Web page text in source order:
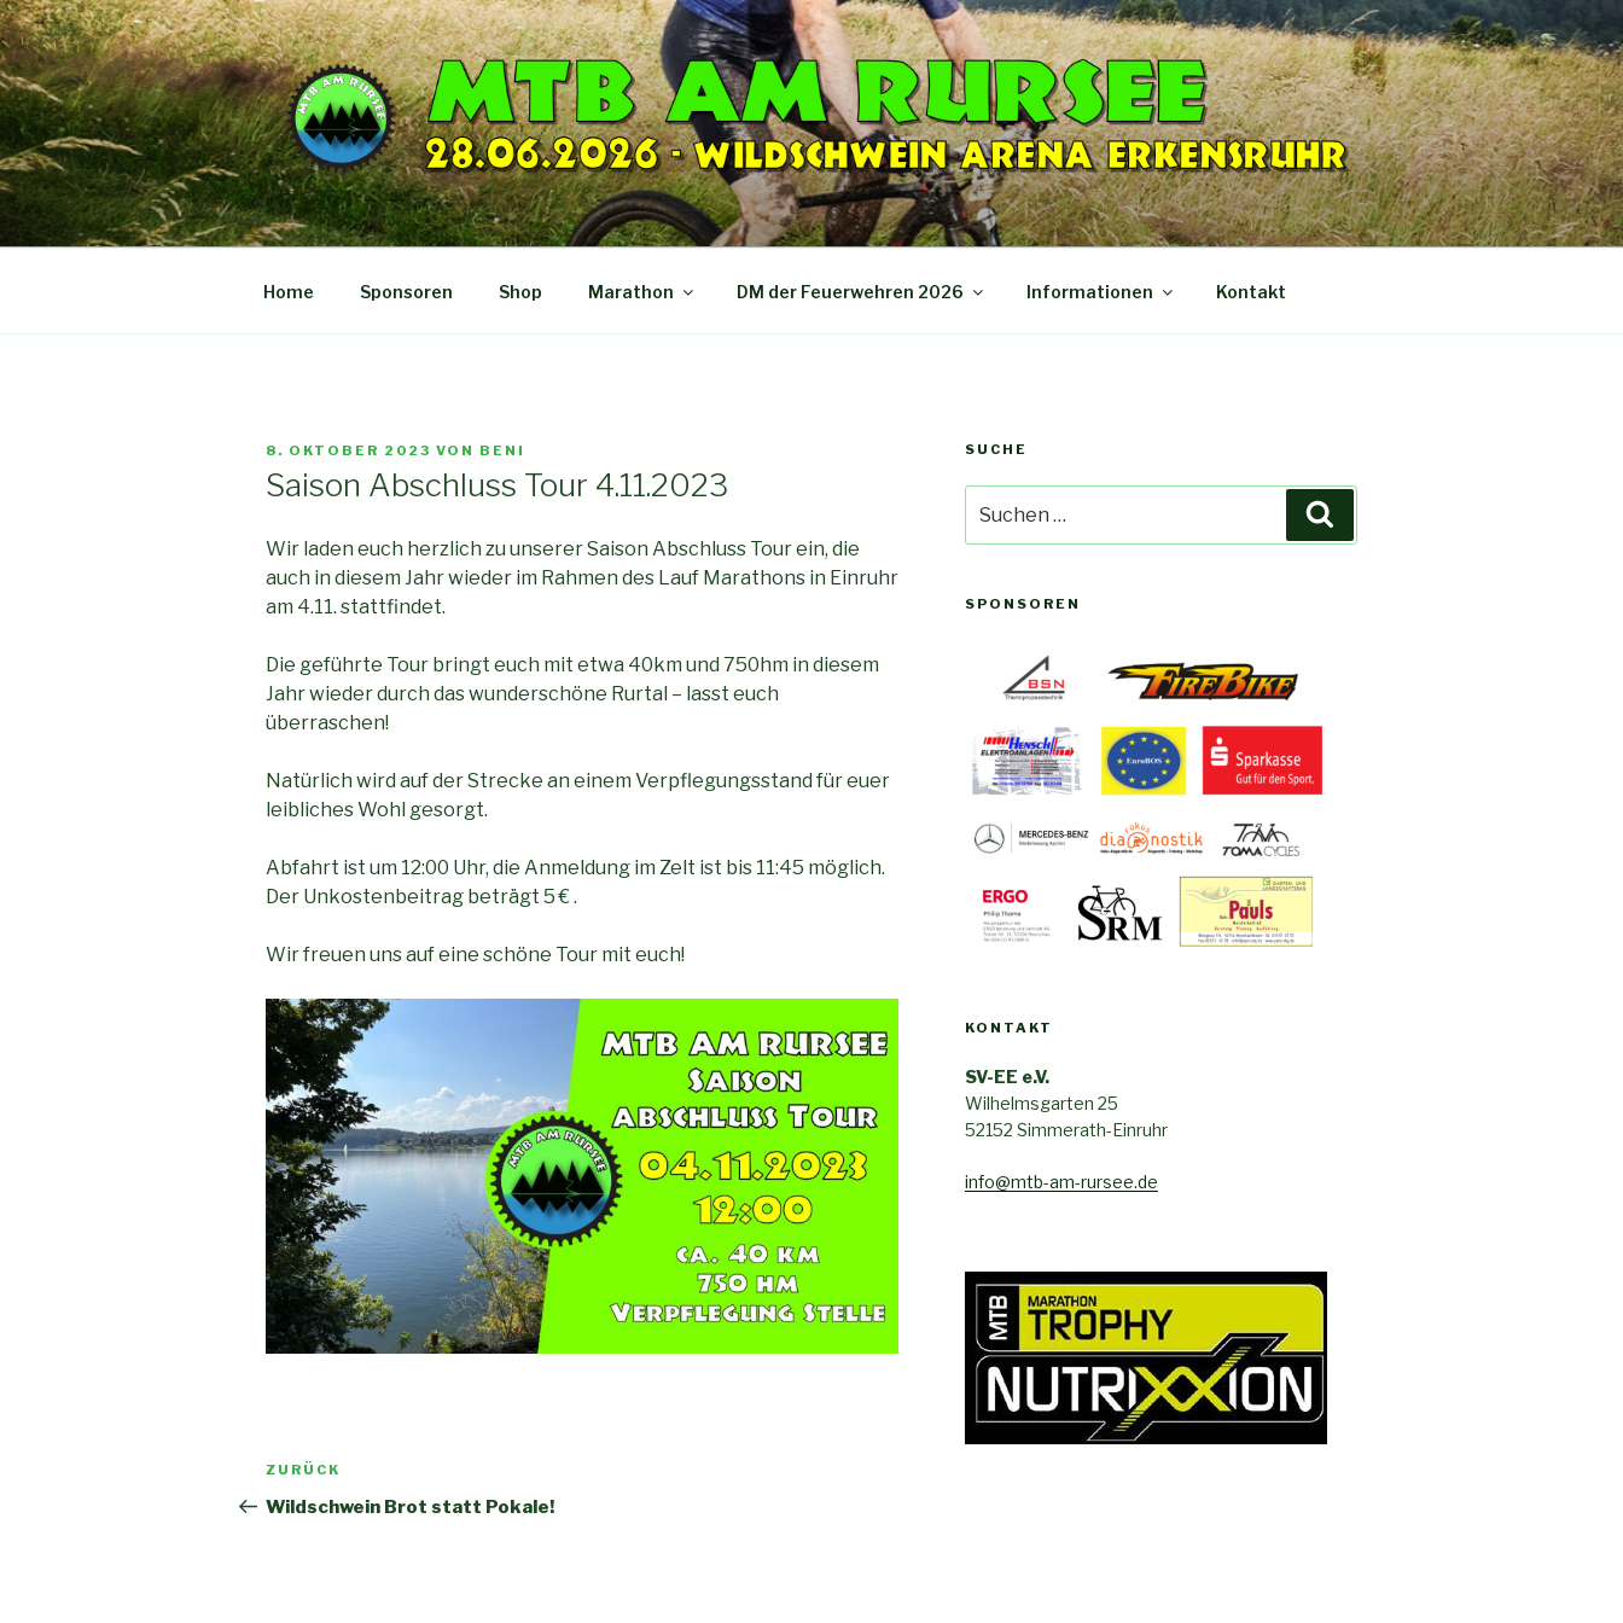
Zum
Inhalt
springen
Home Sponsoren Shop Marathon DM der Feuerwehren 2026 Informationen Kontakt
VERÖFFENTLICHT
8. OKTOBER 2023 VON BENI
Saison Abschluss Tour 4.11.2023
Wir laden euch herzlich zu unserer Saison Abschluss Tour ein, die
auch in diesem Jahr wieder im Rahmen des Lauf Marathons in Einruhr
am 4.11. stattfindet.
Die geführte Tour bringt euch mit etwa 40km und 750hm in diesem
Jahr wieder durch das wunderschöne Rurtal – lasst euch
überraschen!
Natürlich wird auf der Strecke an einem Verpflegungsstand für euer
leibliches Wohl gesorgt.
Abfahrt ist um 12:00 Uhr, die Anmeldung im Zelt ist bis 11:45 möglich.
Der Unkostenbeitrag beträgt 5 € .
Wir freuen uns auf eine schöne Tour mit euch!
Beitragsnavigation
Vorheriger
Beitrag
ZURÜCK
Wildschwein Brot statt Pokale!
SUCHE
nach:
SPONSOREN
KONTAKT
SV-EE e.V.
Wilhelmsgarten 25
52152 Simmerath-Einruhr
info@mtb-am-rursee.de